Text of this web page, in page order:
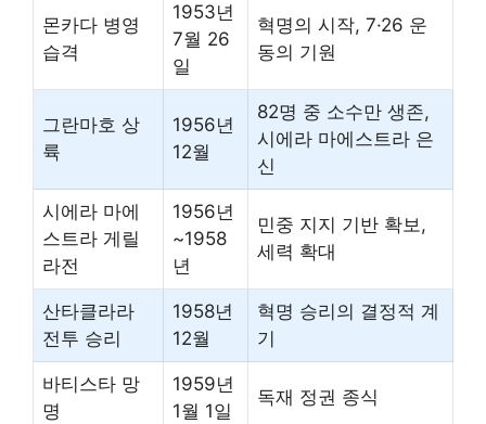
몬카다 병영
습격
1953년
7월 26
일
혁명의 시작, 7·26 운
동의 기원
그란마호 상
륙
1956년
12월
82명 중 소수만 생존,
시에라 마에스트라 은
신
시에라 마에
스트라 게릴
라전
1956년
~1958
년
민중 지지 기반 확보,
세력 확대
산타클라라
전투 승리
1958년
12월
혁명 승리의 결정적 계
기
바티스타 망
명
1959년
1월 1일
독재 정권 종식